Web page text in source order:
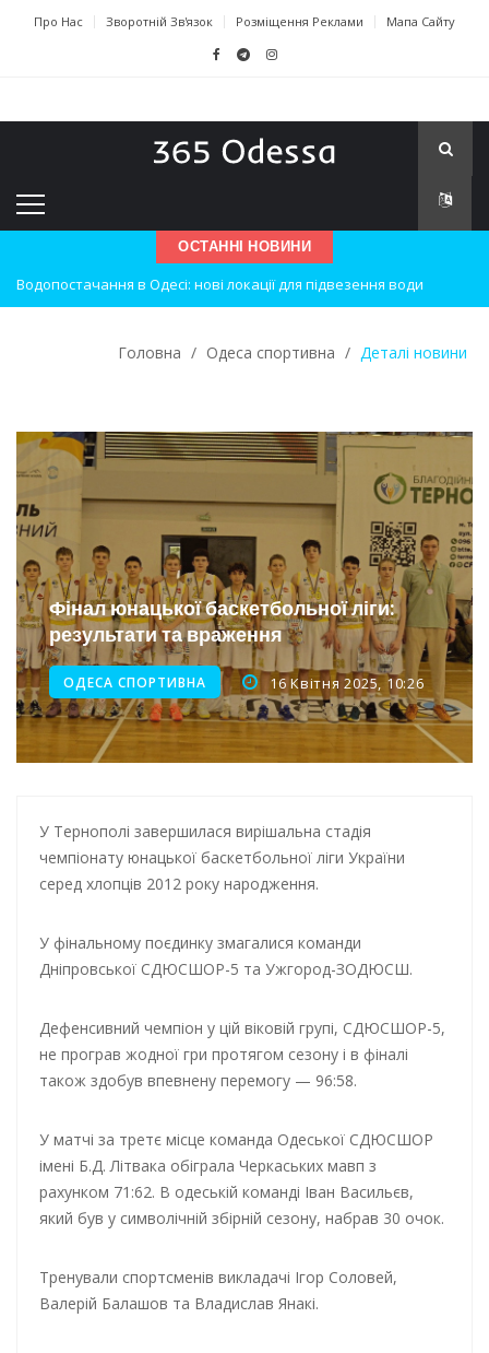
Про Нас Зворотній Зв'язок Розміщення Реклами Мапа Сайту
ОСТАННІ НОВИНИ
Водопостачання в Одесі: нові локації для підвезення води
Нічна атака на Одесу: наслідки вибухів
Новини з Зимової школи інсульту в Швейцарії
Інтеграція ветеранів в українське суспільство
Нічна атака на Одесу: наслідки обстрілу
Енергетична підтримка для Одеси
Головна / Одеса спортивна / Деталі новини
Фінал юнацької баскетбольної ліги:
результати та враження
ОДЕСА СПОРТИВНА 16 Квітня 2025, 10:26
У Тернополі завершилася вирішальна стадія
чемпіонату юнацької баскетбольної ліги України
серед хлопців 2012 року народження.
У фінальному поєдинку змагалися команди
Дніпровської СДЮСШОР-5 та Ужгород-ЗОДЮСШ.
Дефенсивний чемпіон у цій віковій групі, СДЮСШОР-5,
не програв жодної гри протягом сезону і в фіналі
також здобув впевнену перемогу — 96:58.
У матчі за третє місце команда Одеської СДЮСШОР
імені Б.Д. Літвака обіграла Черкаських мавп з
рахунком 71:62. В одеській команді Іван Васильєв,
який був у символічній збірній сезону, набрав 30 очок.
Тренували спортсменів викладачі Ігор Соловей,
Валерій Балашов та Владислав Янакі.